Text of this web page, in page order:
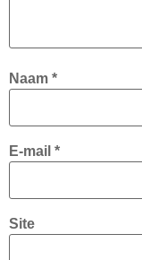
Naam *
E-mail *
Site